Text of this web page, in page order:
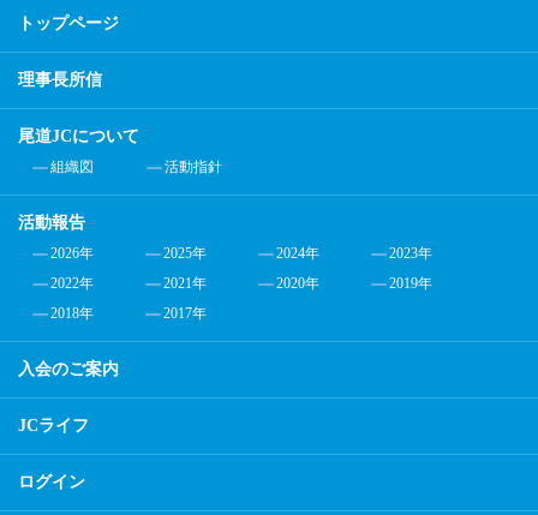
トップページ
理事長所信
尾道JCについて
組織図 活動指針
活動報告
2026年 2025年 2024年
2023年
2022年
2021年 2020年
2019年
2018年
2017年
入会のご案内
JCライフ
ログイン